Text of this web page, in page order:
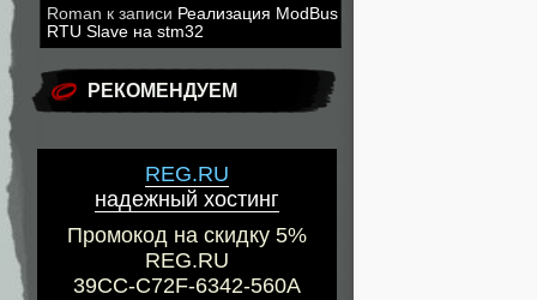
Roman к записи Реализация ModBus
RTU Slave на stm32
РЕКОМЕНДУЕМ
REG.RU
надежный хостинг
Промокод на скидку 5%
REG.RU
39CC-C72F-6342-560A